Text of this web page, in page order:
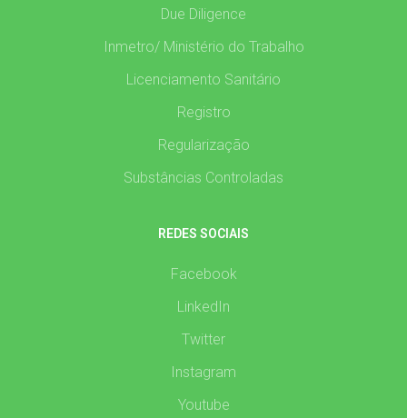
Due Diligence
Inmetro/ Ministério do Trabalho
Licenciamento Sanitário
Registro
Regularização
Substâncias Controladas
REDES SOCIAIS
Facebook
LinkedIn
Twitter
Instagram
Youtube